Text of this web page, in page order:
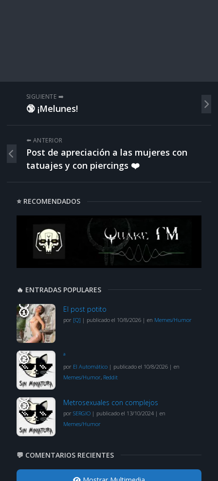
SIGUIENTE ➡️
🔞 ¡Melunes!
⬅️ ANTERIOR
Post de apreciación a las mujeres con
tatuajes y con piercings ❤️
⭐ RECOMENDADOS
🔥 ENTRADAS POPULARES
El post potito
por [Q] | publicado el 10/8/2026| en Memes/Humor
ª
por El Automático| publicado el 10/8/2026| en
Memes/Humor, Reddit
Metrosexuales con complejos
por SERGIO| publicado el 13/10/2024| en
Memes/Humor
💬 COMENTARIOS RECIENTES